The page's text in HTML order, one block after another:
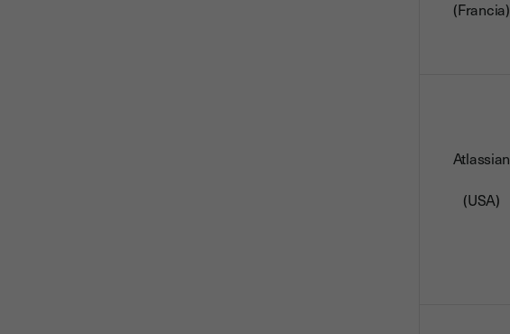
(Francia)
Atlassian
(USA)